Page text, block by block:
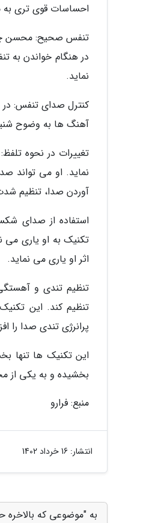
احساسات قوی تری به
تنفس صحیح: محسن
در هنگام خواندن به
نماید.
کنترل صدای تنفس:
آهنگ ها به وضوح
تغییرات در نحوه
نماید. او می تواند
آوردن صدا، تنظیم
استفاده از صدای
تکنیک به او یاری می
اثر او یاری می نماید.
تنظیم تندی و
تنظیم کند. این
پرانرژی تندی صدا
این تکنیک ها تنها
بخشیده و به یکی از
منبع: فرارو
انتشار: 16 خرداد 1402
به "موضوعی که